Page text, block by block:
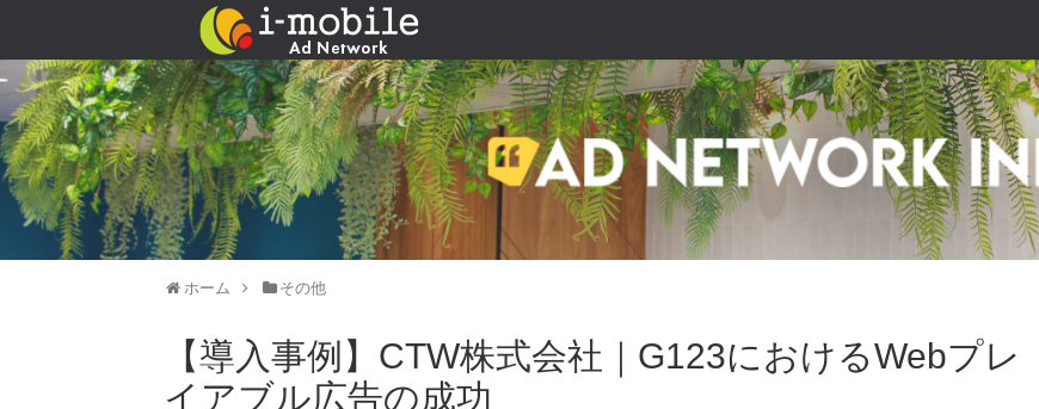
ホーム その他
【導入事例】CTW株式会社｜G123におけるWebプレ
イアブル広告の成功